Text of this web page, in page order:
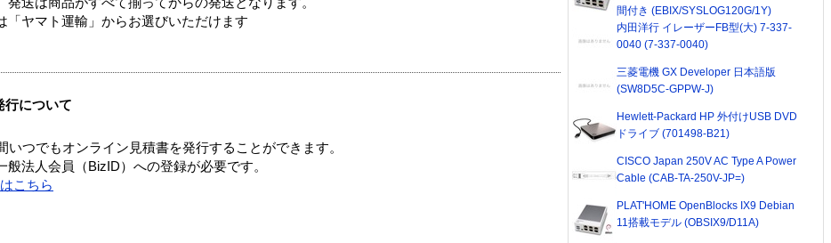
送は商品がすべて揃ってからの発送となります。
ヤマト運輸」からお選びいただけます
行について
つでもオンライン見積書を発行することができます。
法人会員（BizID）への登録が必要です。
こちら
間付き (EBIX/SYSLOG120G/1Y)
内田洋行 イレーザーFB型(大) 7-337-
0040 (7-337-0040)
三菱電機 GX Developer 日本語版
(SW8D5C-GPPW-J)
Hewlett-Packard HP 外付けUSB DVD
ドライブ (701498-B21)
CISCO Japan 250V AC Type A Power
Cable (CAB-TA-250V-JP=)
PLAT'HOME OpenBlocks IX9 Debian
11搭載モデル (OBSIX9/D11A)